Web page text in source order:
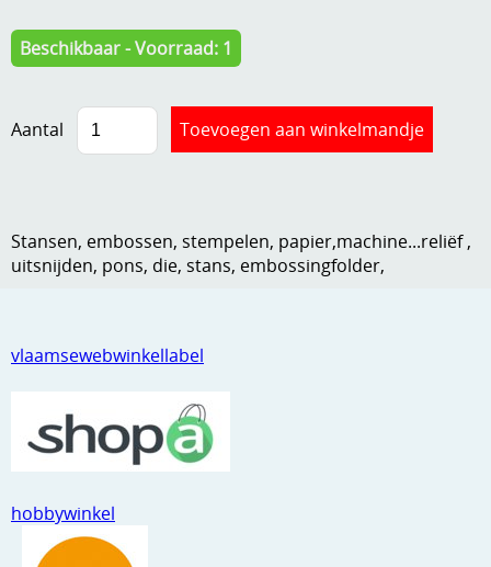
Hout , MDF, kartonmateriaal, steen
Kleurmateriaal-tekenmateriaal
Kneedmateriaal
Knipvellen
Merken
Ribbelaar
Snijmaterialen
Speciaal papier
Stans machine en embossing machines
vlaamsewebwinkellabel
hobbywinkel
Beschikbaar - Voorraad: 1
Aantal
Stansen, embossen, stempelen, papier,machine...reliëf ,
uitsnijden, pons, die, stans, embossingfolder,